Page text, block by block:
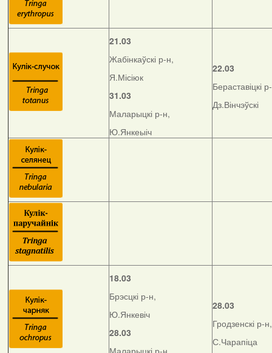
21.03
Жабінкаўскі р-н,
Я.Місіюк
31.03
Маларыцкі р-н,
Ю.Янкеыіч
22.03
Бераставіцкі
Дз.Вінчэўскі
18.03
Брэсцкі р-н,
Ю.Янкевіч
28.03
Маларыцкі р-н,
28.03
Гродзенскі р-н,
С.Чарапіца